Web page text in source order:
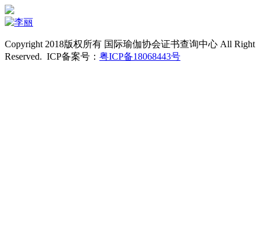
Copyright 2018版权所有 国际瑜伽协会证书查询中心 All Right
Reserved. ICP备案号： 粤ICP备18068443号